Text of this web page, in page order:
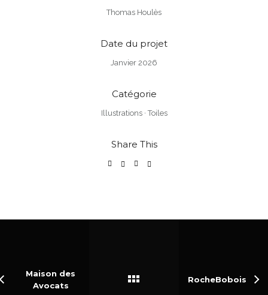
Thomas Houlès
Date du projet
Janvier 2026
Catégorie
Illustrations·Toiles
Share This
Maison des
Avocats
RocheBobois